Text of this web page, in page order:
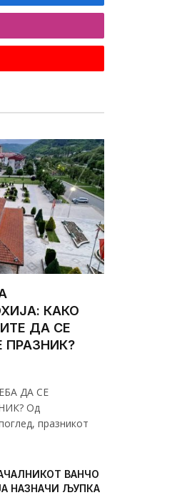
КАКО
ДА СЕ
ПРАЗНИК?
ДА СЕ
Од
празникот
ВАНЧО
НАЗНАЧИ ЉУПКА